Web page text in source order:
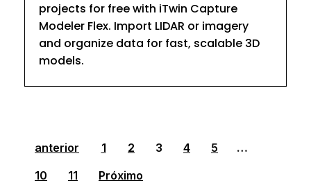
projects for free with iTwin Capture
Modeler Flex. Import LIDAR or imagery
and organize data for fast, scalable 3D
models.
anterior 1 2 3 4 5
…
10
11 Próximo